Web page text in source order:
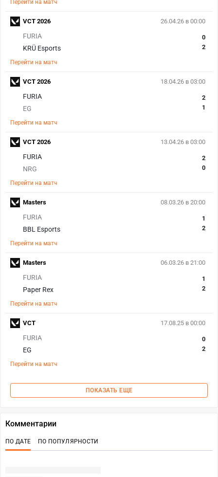
Перейти на матч
26.04.26 в 00:00
FURIA
KRÜ Esports
0
2
Перейти на матч
VCT 2026
18.04.26 в 03:00
FURIA
EG
2
1
Перейти на матч
VCT 2026
13.04.26 в 03:00
FURIA
NRG
2
0
Перейти на матч
VCT 2026
08.03.26 в 20:00
FURIA
BBL Esports
1
2
Перейти на матч
Masters
06.03.26 в 21:00
FURIA
Paper Rex
1
2
Перейти на матч
Masters
17.08.25 в 00:00
FURIA
EG
0
2
Перейти на матч
VCT
ПОКАЗАТЬ ЕЩЕ
Комментарии
ПО ДАТЕ ПО ПОПУЛЯРНОСТИ